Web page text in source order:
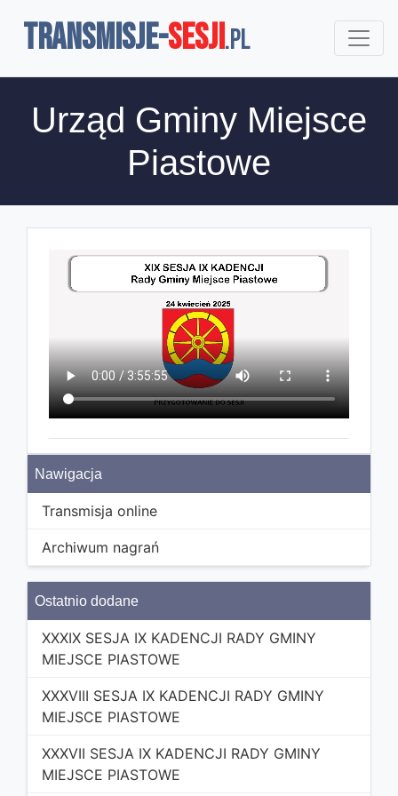
TRANSMISJE-SESJI.pl
Urząd Gminy Miejsce
Piastowe
Nawigacja
Transmisja online
Archiwum nagrań
Ostatnio dodane
XXXIX SESJA IX KADENCJI RADY GMINY
MIEJSCE PIASTOWE
XXXVIII SESJA IX KADENCJI RADY GMINY
MIEJSCE PIASTOWE
XXXVII SESJA IX KADENCJI RADY GMINY
MIEJSCE PIASTOWE